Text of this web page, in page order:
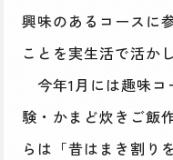
興味のあるコースに
ことを実生活で活か
今年1月には趣味コ
験・かまど炊きご飯
らは「昔はまき割り